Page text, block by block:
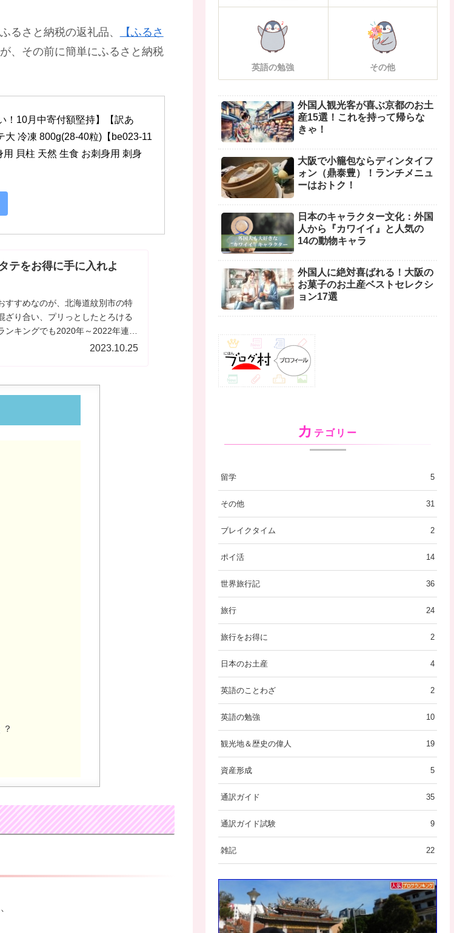
るさと納税の返礼品、
【ふるさ
、その前に簡単にふるさと納税
！10月中寄付額堅持】【訳あ
冷凍 800g(28-40粒)【be023-11
貝柱 天然 生食 お刺身用 刺身
テをお得に手に入れよ
すすめなのが、北海道紋別市の特
ざり合い、プリっとしたとろける
キングでも2020年～2022年連続
人気の秘密について書いていま
2023.10.25
英語の勉強 その他
外国人観光客が喜ぶ京都のお土
産15選！これを持って帰らな
きゃ！
大阪で小籠包ならディンタイフ
ォン（鼎泰豊）！ランチメニュ
ーはおトク！
日本のキャラクター文化：外国
人から『カワイイ』と人気の
14の動物キャラ
外国人に絶対喜ばれる！大阪の
お菓子のお土産ベストセレクシ
ョン17選
カ テゴリー
留学 5
その他 31
ブレイクタイム 2
ポイ活 14
世界旅行記 36
旅行 24
旅行をお得に 2
日本のお土産 4
英語のことわざ 2
英語の勉強 10
観光地＆歴史の偉人 19
資産形成 5
通訳ガイド 35
通訳ガイド試験 9
雑記 22